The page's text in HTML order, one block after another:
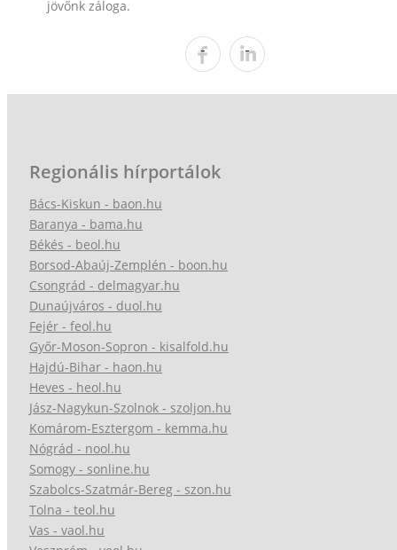
jövőnk záloga.
Regionális hírportálok
Bács-Kiskun - baon.hu
Baranya - bama.hu
Békés - beol.hu
Borsod-Abaúj-Zemplén - boon.hu
Csongrád - delmagyar.hu
Dunaújváros - duol.hu
Fejér - feol.hu
Győr-Moson-Sopron - kisalfold.hu
Hajdú-Bihar - haon.hu
Heves - heol.hu
Jász-Nagykun-Szolnok - szoljon.hu
Komárom-Esztergom - kemma.hu
Nógrád - nool.hu
Somogy - sonline.hu
Szabolcs-Szatmár-Bereg - szon.hu
Tolna - teol.hu
Vas - vaol.hu